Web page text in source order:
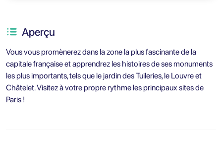
Aperçu
Vous vous promènerez dans la zone la plus fascinante de la
capitale française et apprendrez les histoires de ses monuments
les plus importants, tels que le jardin des Tuileries, le Louvre et
Châtelet. Visitez à votre propre rythme les principaux sites de
Paris !